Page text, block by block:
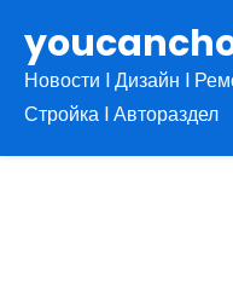
содержимому
Новости l Дизайн l
Стройка l Автораздел